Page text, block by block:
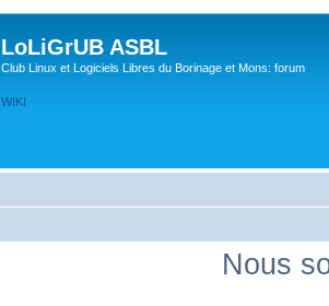
LoLiGrUB ASBL
Club Linux et Logiciels Libres du Borinage et Mons: forum
WIKI
Nous